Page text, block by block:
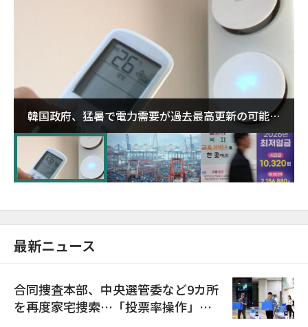
韓国政府、猛暑で電力需要が過去最高更新の可能性
に需給対応体制を点検
最新ニュース
合同捜査本部、中央選管委など9カ所
を再度家宅捜索…「投票率操作」の